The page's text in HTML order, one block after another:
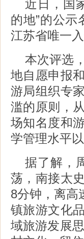
近日，国
的地”的公示
江苏省唯一入
本次评选
地自愿申报
游局组织专
滥的原则，
场知名度和
学管理水平
据了解，
荡，南接太
8分钟，离高
镇旅游文化
域旅游发展